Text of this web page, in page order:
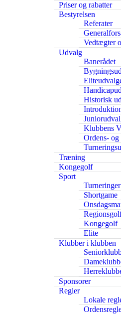
Priser og rabatter
Bestyrelsen
Referater
Vedtægter
Udvalg
Banerådet
Historisk
Klubbens
Ordens-
Træning
Kongegolf
Sport
Turneringer
Shortgame
Kongegolf
Elite
Klubber i klubben
Sponsorer
Regler
Lokale